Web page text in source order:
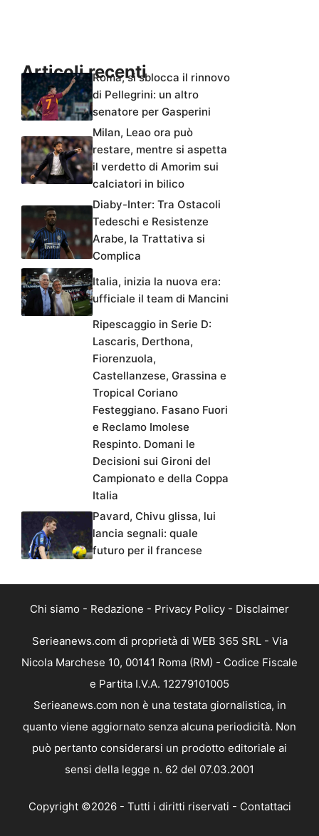
Articoli recentiRoma, si sblocca il rinnovo
di Pellegrini: un altro
senatore per Gasperini
Milan, Leao ora può
restare, mentre si aspetta
il verdetto di Amorim sui
calciatori in bilico
Diaby-Inter: Tra Ostacoli
Tedeschi e Resistenze
Arabe, la Trattativa si
Complica
Italia, inizia la nuova era:
ufficiale il team di Mancini
Ripescaggio in Serie D:
Lascaris, Derthona,
Fiorenzuola,
Castellanzese, Grassina e
Tropical Coriano
Festeggiano. Fasano Fuori
e Reclamo Imolese
Respinto. Domani le
Decisioni sui Gironi del
Campionato e della Coppa
Italia
Pavard, Chivu glissa, lui
lancia segnali: quale
futuro per il francese
Chi siamo - Redazione - Privacy Policy - Disclaimer
Serieanews.com di proprietà di WEB 365 SRL - Via
Nicola Marchese 10, 00141 Roma (RM) - Codice Fiscale
e Partita I.V.A. 12279101005
Serieanews.com non è una testata giornalistica, in
quanto viene aggiornato senza alcuna periodicità. Non
può pertanto considerarsi un prodotto editoriale ai
sensi della legge n. 62 del 07.03.2001
Copyright ©2026 - Tutti i diritti riservati - Contattaci